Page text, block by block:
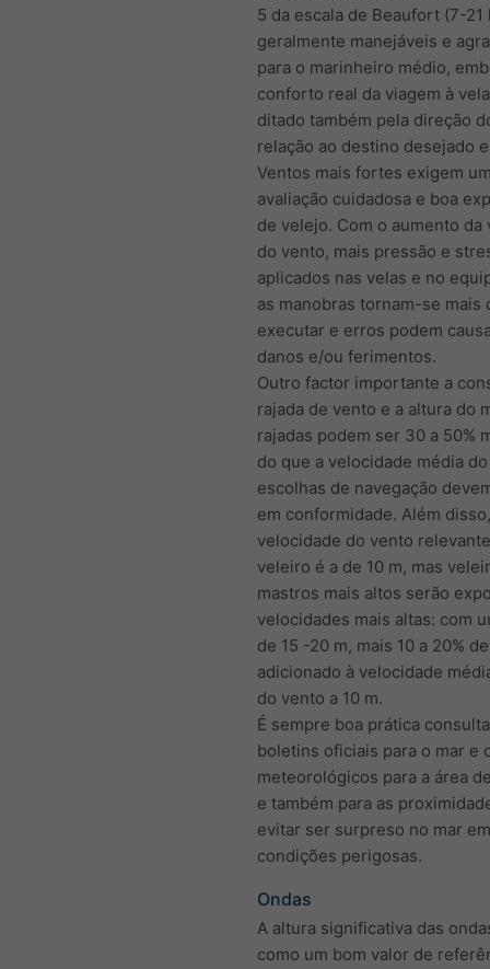
5 da escala de Beaufort (7-21
geralmente manejáveis e
para o marinheiro médio,
conforto real da viagem à
ditado também pela direção
relação ao destino desejado
Ventos mais fortes exigem
avaliação cuidadosa e boa
de velejo. Com o aumento da
do vento, mais pressão e
aplicados nas velas e no
as manobras tornam-se mais
executar e erros podem
danos e/ou ferimentos.
Outro factor importante a
rajada de vento e a altura do
rajadas podem ser 30 a 50%
do que a velocidade média
escolhas de navegação
em conformidade. Além
velocidade do vento
veleiro é a de 10 m, mas
mastros mais altos serão
velocidades mais altas: com
de 15 -20 m, mais 10 a 20%
adicionado à velocidade
do vento a 10 m.
É sempre boa prática
boletins oficiais para o mar e
meteorológicos para a área
e também para as
evitar ser surpreso no mar em
condições perigosas.
Ondas
A altura significativa das
como um bom valor de